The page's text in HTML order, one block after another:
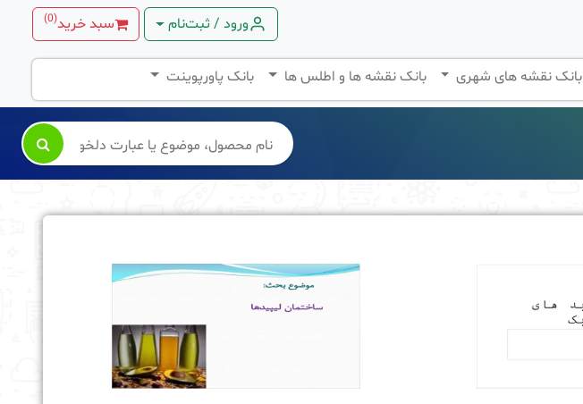
ورود / ثبت‌نام سبد خرید(
0
)
بانک نقشه های شهری بانک نقشه ها و اطلس ها بانک پاورپوینت
